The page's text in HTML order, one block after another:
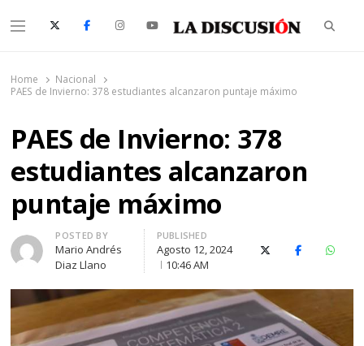
Menu
Home
Nacional
PAES de Invierno: 378 estudiantes alcanzaron puntaje máximo
PAES de Invierno: 378
estudiantes alcanzaron
puntaje máximo
Author
POSTED BY
Mario Andrés
Diaz Llano
PUBLISHED
Agosto 12, 2024
10:46 AM
X (Twitter)Facebook